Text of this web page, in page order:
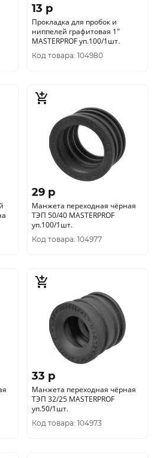
13 p
Прокладка для пробок и
ниппелей графитовая 1"
MASTERPROF уп.100/1шт.
Код товара: 104980
29 p
Манжета переходная чёрная
ТЭП 50/40 MASTERPROF
уп.100/1шт.
Код товара: 104977
33 p
Манжета переходная чёрная
ТЭП 32/25 MASTERPROF
уп.50/1шт.
Код товара: 104973